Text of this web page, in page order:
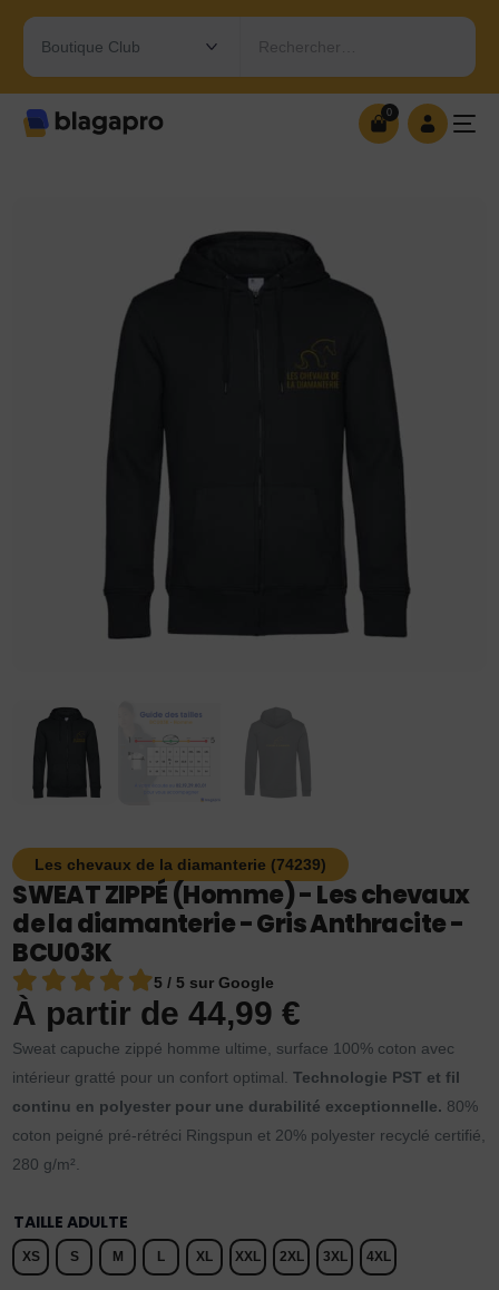
Rechercher…
0
Les chevaux de la diamanterie (74239)
SWEAT ZIPPÉ (Homme) - Les chevaux
de la diamanterie - Gris Anthracite -
BCU03K
5 / 5 sur Google
À partir de44,99€
Sweat capuche zippé homme ultime, surface 100% coton avec
intérieur gratté pour un confort optimal.Technologie PST et fil
continu en polyester pour une durabilité exceptionnelle. 80%
coton peigné pré-rétréci Ringspun et 20% polyester recyclé certifié,
280 g/m².
TAILLE ADULTE
XS S M L XL XXL 2XL 3XL 4XL